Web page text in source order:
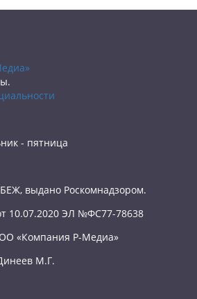
- пятница
выдано Роскомнадзором.
10.07.2020 ЭЛ №ФС77-78638
«Компания Р-Медиа»
М.Г.